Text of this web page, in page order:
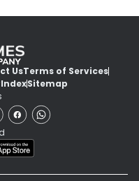
UsTerms of Services
IndexSitemap